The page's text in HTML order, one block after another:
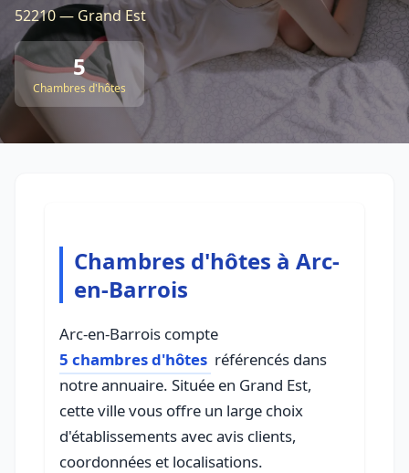
52210 — Grand Est
5
Chambres d'hôtes
Chambres d'hôtes à Arc-
en-Barrois
Arc-en-Barrois compte
5 chambres d'hôtes référencés dans
notre annuaire. Située en Grand Est,
cette ville vous offre un large choix
d'établissements avec avis clients,
coordonnées et localisations.